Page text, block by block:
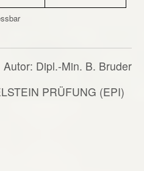
Autor: Dipl.-Min. B. Bruder
PRÜFUNG (EPI)